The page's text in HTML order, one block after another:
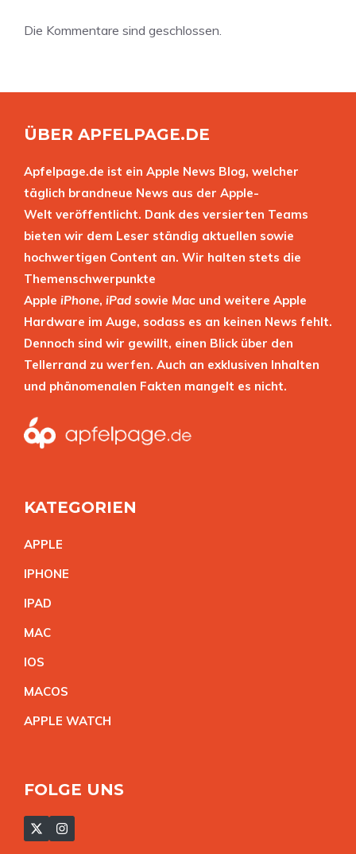
Die Kommentare sind geschlossen.
ÜBER APFELPAGE.DE
Apfelpage.de ist ein Apple News Blog, welcher
täglich brandneue News aus der Apple-
Welt veröffentlicht. Dank des versierten Teams
bieten wir dem Leser ständig aktuellen sowie
hochwertigen Content an. Wir halten stets die
Themenschwerpunkte
Apple iPhone, iPad sowie Mac und weitere Apple
Hardware im Auge, sodass es an keinen News fehlt.
Dennoch sind wir gewillt, einen Blick über den
Tellerrand zu werfen. Auch an exklusiven Inhalten
und phänomenalen Fakten mangelt es nicht.
KATEGORIEN
APPLE
IPHONE
IPAD
MAC
IOS
MACOS
APPLE WATCH
FOLGE UNS